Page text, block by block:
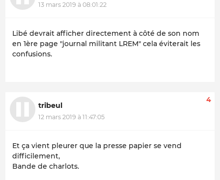
13 mars 2019 à 08:01:22
Libé devrait afficher directement à côté de son nom
en 1ère page "journal militant LREM" cela éviterait les
confusions.
tribeul
12 mars 2019 à 11:47:05
4
Et ça vient pleurer que la presse papier se vend
difficilement,
Bande de charlots.